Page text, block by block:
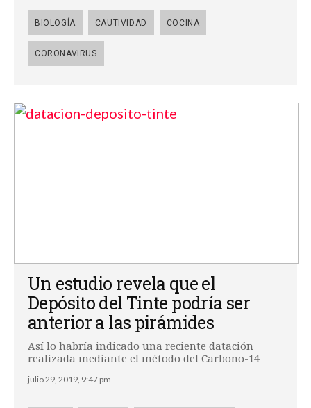
BIOLOGÍA CAUTIVIDAD COCINA
CORONAVIRUS
Un estudio revela que el
Depósito del Tinte podría ser
anterior a las pirámides
Así lo habría indicado una reciente datación
realizada mediante el método del Carbono-14
julio 29, 2019, 9:47 pm